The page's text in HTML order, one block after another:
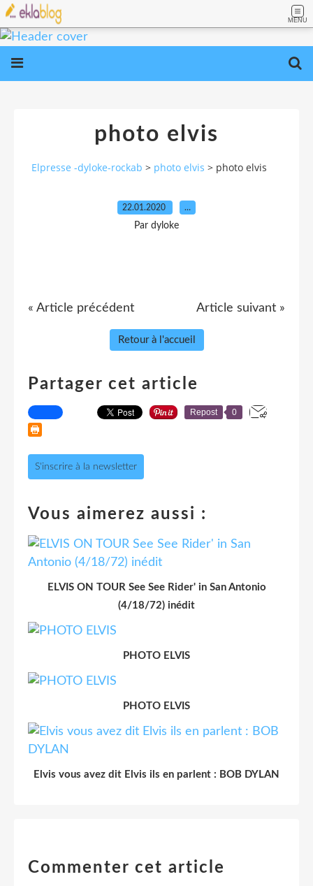
MENU
photo elvis
Elpresse -dyloke-rockab > photo elvis > photo elvis
22.01.2020 …
Par dyloke
« Article précédent Article suivant »
Retour à l'accueil
Partager cet article
Repost 0
S'inscrire à la newsletter
Vous aimerez aussi :
ELVIS ON TOUR See See Rider' in San Antonio
(4/18/72) inédit
PHOTO ELVIS
PHOTO ELVIS
Elvis vous avez dit Elvis ils en parlent : BOB DYLAN
Commenter cet article